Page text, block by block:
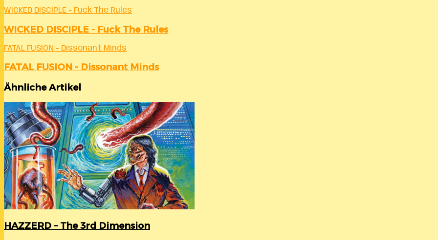
WICKED DISCIPLE - Fuck The Rules
WICKED DISCIPLE - Fuck The Rules
FATAL FUSION - Dissonant Minds
FATAL FUSION - Dissonant Minds
Ähnliche Artikel
HAZZERD – The 3rd Dimension